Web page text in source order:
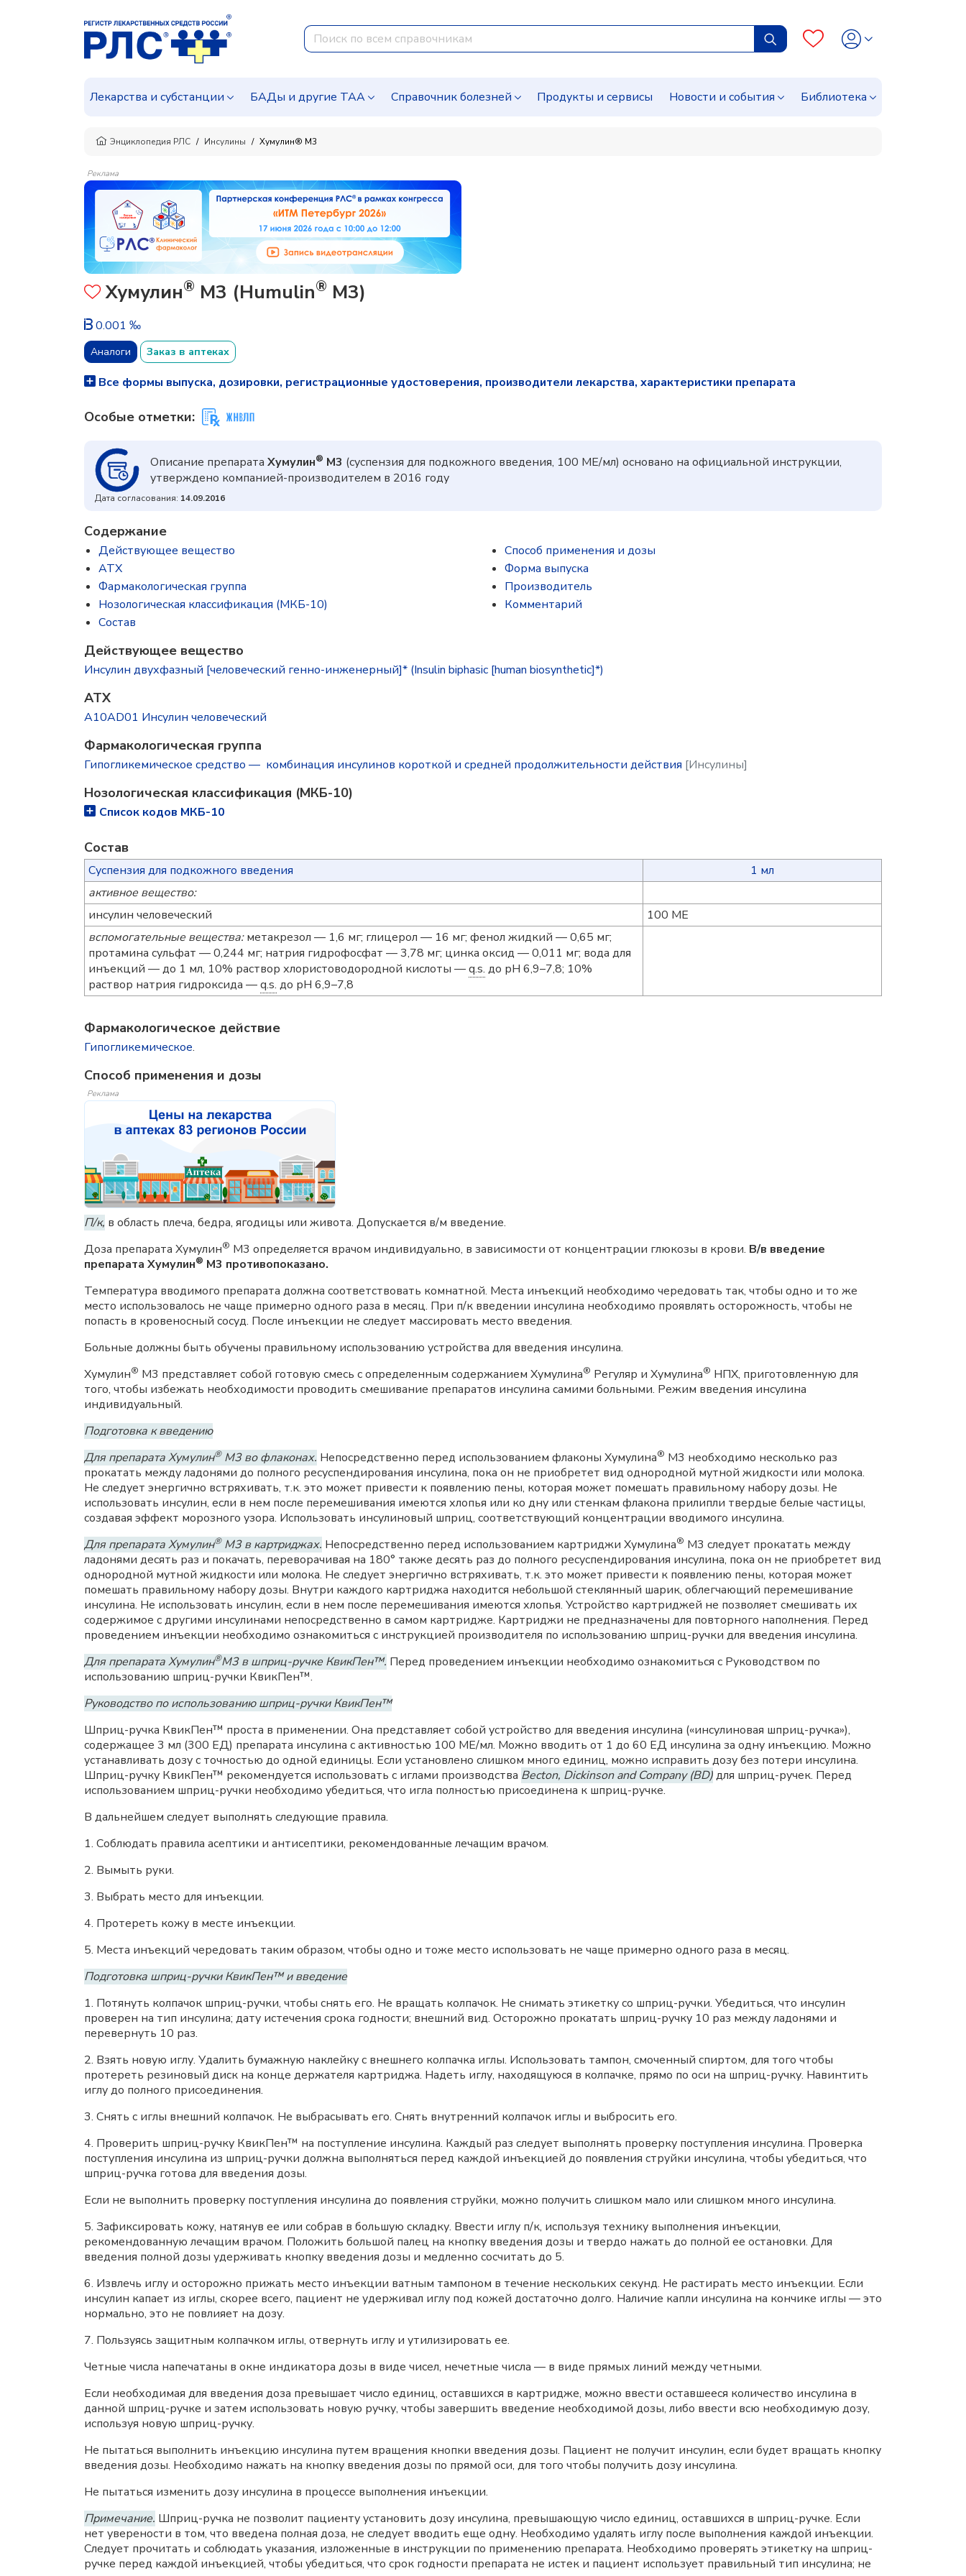
Лекарства и субстанции БАДы и другие ТАА Справочник болезней Продукты и сервисы Новости и события Библиотека
Энциклопедия РЛС Инсулины Хумулин® М3
Реклама
Хумулин® М3 (Humulin® M3)
0.001 ‰
Аналоги Заказ в аптеках
Все формы выпуска, дозировки, регистрационные удостоверения, производители лекарства, характеристики препарата
Особые отметки:
Описание препарата Хумулин® М3 (суспензия для подкожного введения, 100 МЕ/мл) основано на официальной инструкции,
утверждено компанией-производителем в 2016 году
Дата согласования: 14.09.2016
Содержание
Действующее вещество
ATX
Фармакологическая группа
Нозологическая классификация (МКБ-10)
Состав
Способ применения и дозы
Форма выпуска
Производитель
Комментарий
Действующее вещество
Инсулин двухфазный [человеческий генно-инженерный]* (Insulin biphasic [human biosynthetic]*)
ATX
A10AD01 Инсулин человеческий
Фармакологическая группа
Гипогликемическое средство — комбинация инсулинов короткой и средней продолжительности действия [Инсулины]
Нозологическая классификация (МКБ-10)
Список кодов МКБ-10
Состав
Суспензия для подкожного введения
1 мл
активное вещество:
инсулин человеческий
100 ME
вспомогательные вещества:метакрезол — 1,6 мг; глицерол — 16 мг; фенол жидкий — 0,65 мг;
протамина сульфат — 0,244 мг; натрия гидрофосфат — 3,78 мг; цинка оксид — 0,011 мг; вода для
инъекций — до 1 мл, 10% раствор хлористоводородной кислоты —q.s. до рН 6,9–7,8; 10%
раствор натрия гидроксида —q.s. до рН 6,9–7,8
Фармакологическое действие
Гипогликемическое.
Способ применения и дозы
Реклама
П/к, в область плеча, бедра, ягодицы или живота. Допускается в/м введение.
Доза препарата Хумулин® М3 определяется врачом индивидуально, в зависимости от концентрации глюкозы в крови. В/в введение
препарата Хумулин® М3 противопоказано.
Температура вводимого препарата должна соответствовать комнатной. Места инъекций необходимо чередовать так, чтобы одно и то же
место использовалось не чаще примерно одного раза в месяц. При п/к введении инсулина необходимо проявлять осторожность, чтобы не
попасть в кровеносный сосуд. После инъекции не следует массировать место введения.
Больные должны быть обучены правильному использованию устройства для введения инсулина.
Хумулин® М3 представляет собой готовую смесь с определенным содержанием Хумулина® Регуляр и Хумулина® НПХ, приготовленную для
того, чтобы избежать необходимости проводить смешивание препаратов инсулина самими больными. Режим введения инсулина
индивидуальный.
Подготовка к введению
Для препарата Хумулин®М3 во флаконах. Непосредственно перед использованием флаконы Хумулина® М3 необходимо несколько раз
прокатать между ладонями до полного ресуспендирования инсулина, пока он не приобретет вид однородной мутной жидкости или молока.
Не следует энергично встряхивать, т.к. это может привести к появлению пены, которая может помешать правильному набору дозы. Не
использовать инсулин, если в нем после перемешивания имеются хлопья или ко дну или стенкам флакона прилипли твердые белые частицы,
создавая эффект морозного узора. Использовать инсулиновый шприц, соответствующий концентрации вводимого инсулина.
Для препарата Хумулин®М3 в картриджах. Непосредственно перед использованием картриджи Хумулина® М3 следует прокатать между
ладонями десять раз и покачать, переворачивая на 180° также десять раз до полного ресуспендирования инсулина, пока он не приобретет вид
однородной мутной жидкости или молока. Не следует энергично встряхивать, т.к. это может привести к появлению пены, которая может
помешать правильному набору дозы. Внутри каждого картриджа находится небольшой стеклянный шарик, облегчающий перемешивание
инсулина. Не использовать инсулин, если в нем после перемешивания имеются хлопья. Устройство картриджей не позволяет смешивать их
содержимое с другими инсулинами непосредственно в самом картридже. Картриджи не предназначены для повторного наполнения. Перед
проведением инъекции необходимо ознакомиться с инструкцией производителя по использованию шприц-ручки для введения инсулина.
Для препарата Хумулин®М3 в шприц-ручке КвикПен™. Перед проведением инъекции необходимо ознакомиться с Руководством по
использованию шприц-ручки КвикПен™.
Руководство по использованию шприц-ручки КвикПен™
Шприц-ручка КвикПен™ проста в применении. Она представляет собой устройство для введения инсулина («инсулиновая шприц-ручка»),
содержащее 3 мл (300 ЕД) препарата инсулина с активностью 100 МЕ/мл. Можно вводить от 1 до 60 ЕД инсулина за одну инъекцию. Можно
устанавливать дозу с точностью до одной единицы. Если установлено слишком много единиц, можно исправить дозу без потери инсулина.
Шприц-ручку КвикПен™ рекомендуется использовать с иглами производства Becton, Dickinson and Company (BD)для шприц-ручек. Перед
использованием шприц-ручки необходимо убедиться, что игла полностью присоединена к шприц-ручке.
В дальнейшем следует выполнять следующие правила.
1. Соблюдать правила асептики и антисептики, рекомендованные лечащим врачом.
2. Вымыть руки.
3. Выбрать место для инъекции.
4. Протереть кожу в месте инъекции.
5. Места инъекций чередовать таким образом, чтобы одно и тоже место использовать не чаще примерно одного раза в месяц.
Подготовка шприц-ручки КвикПен™ и введение
1. Потянуть колпачок шприц-ручки, чтобы снять его. Не вращать колпачок. Не снимать этикетку со шприц-ручки. Убедиться, что инсулин
проверен на тип инсулина; дату истечения срока годности; внешний вид. Осторожно прокатать шприц-ручку 10 раз между ладонями и
перевернуть 10 раз.
2. Взять новую иглу. Удалить бумажную наклейку с внешнего колпачка иглы. Использовать тампон, смоченный спиртом, для того чтобы
протереть резиновый диск на конце держателя картриджа. Надеть иглу, находящуюся в колпачке, прямо по оси на шприц-ручку. Навинтить
иглу до полного присоединения.
3. Снять с иглы внешний колпачок. Не выбрасывать его. Снять внутренний колпачок иглы и выбросить его.
4. Проверить шприц-ручку КвикПен™ на поступление инсулина. Каждый раз следует выполнять проверку поступления инсулина. Проверка
поступления инсулина из шприц-ручки должна выполняться перед каждой инъекцией до появления струйки инсулина, чтобы убедиться, что
шприц-ручка готова для введения дозы.
Если не выполнить проверку поступления инсулина до появления струйки, можно получить слишком мало или слишком много инсулина.
5. Зафиксировать кожу, натянув ее или собрав в большую складку. Ввести иглу п/к, используя технику выполнения инъекции,
рекомендованную лечащим врачом. Положить большой палец на кнопку введения дозы и твердо нажать до полной ее остановки. Для
введения полной дозы удерживать кнопку введения дозы и медленно сосчитать до 5.
6. Извлечь иглу и осторожно прижать место инъекции ватным тампоном в течение нескольких секунд. Не растирать место инъекции. Если
инсулин капает из иглы, скорее всего, пациент не удерживал иглу под кожей достаточно долго. Наличие капли инсулина на кончике иглы — это
нормально, это не повлияет на дозу.
7. Пользуясь защитным колпачком иглы, отвернуть иглу и утилизировать ее.
Четные числа напечатаны в окне индикатора дозы в виде чисел, нечетные числа — в виде прямых линий между четными.
Если необходимая для введения доза превышает число единиц, оставшихся в картридже, можно ввести оставшееся количество инсулина в
данной шприц-ручке и затем использовать новую ручку, чтобы завершить введение необходимой дозы, либо ввести всю необходимую дозу,
используя новую шприц-ручку.
Не пытаться выполнить инъекцию инсулина путем вращения кнопки введения дозы. Пациент не получит инсулин, если будет вращать кнопку
введения дозы. Необходимо нажать на кнопку введения дозы по прямой оси, для того чтобы получить дозу инсулина.
Не пытаться изменить дозу инсулина в процессе выполнения инъекции.
Примечание. Шприц-ручка не позволит пациенту установить дозу инсулина, превышающую число единиц, оставшихся в шприц-ручке. Если
нет уверености в том, что введена полная доза, не следует вводить еще одну. Необходимо удалять иглу после выполнения каждой инъекции.
Следует прочитать и соблюдать указания, изложенные в инструкции по применению препарата. Необходимо проверять этикетку на шприц-
ручке перед каждой инъекцией, чтобы убедиться, что срок годности препарата не истек и пациент использует правильный тип инсулина; не